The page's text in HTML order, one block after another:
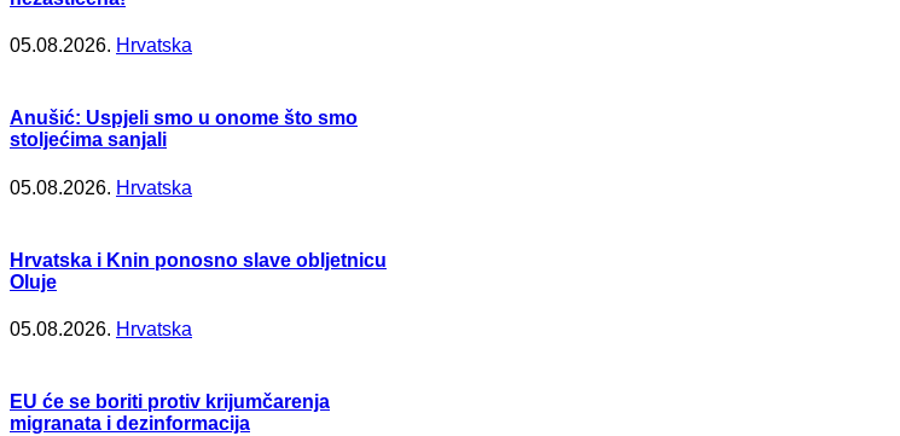
05.08.2026. Hrvatska
Anušić: Uspjeli smo u onome što smo
stoljećima sanjali
05.08.2026. Hrvatska
Hrvatska i Knin ponosno slave obljetnicu
Oluje
05.08.2026. Hrvatska
EU će se boriti protiv krijumčarenja
migranata i dezinformacija